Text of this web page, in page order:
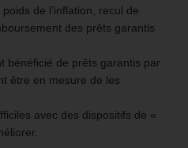
de l’inflation, recul de
des prêts garantis
bénéficié de prêts garantis par
être en mesure de les
avec des dispositifs de «